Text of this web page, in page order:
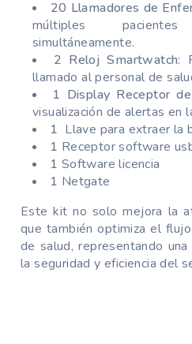
20 Llamadores de
múltiples
simultáneamente.
2 Reloj Smartwatch:
llamado al personal de
1 Display Receptor de
visualización de alertas en
1 Llave para extraer la
1 Receptor software
1 Software licencia
1 Netgate
Este kit no solo mejora la
que también optimiza el
de salud, representando
la seguridad y eficiencia del